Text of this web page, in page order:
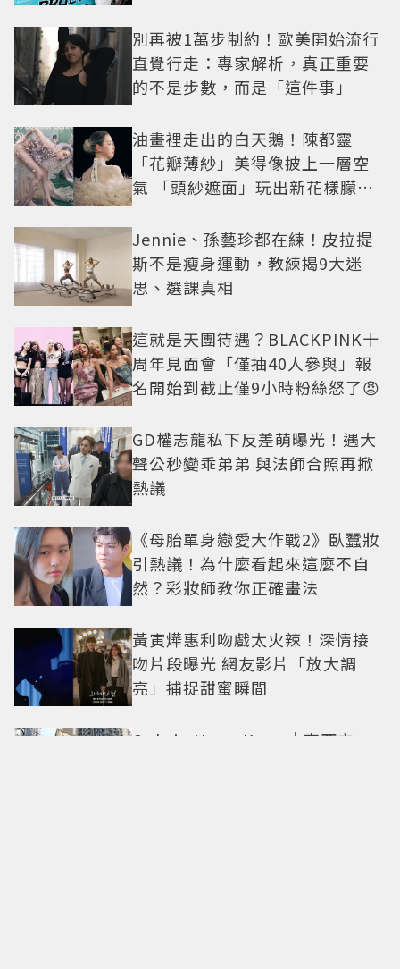
別再被1萬步制約！歐美開始流行
直覺行走：專家解析，真正重要
的不是步數，而是「這件事」
油畫裡走出的白天鵝！陳都靈
「花瓣薄紗」美得像披上一層空
氣 「頭紗遮面」玩出新花樣朦朧
Jennie、孫藝珍都在練！皮拉提
斯不是瘦身運動，教練揭9大迷
思、選課真相
這就是天團待遇？BLACKPINK十
周年見面會「僅抽40人參與」報
名開始到截止僅9小時粉絲怒了😡
GD權志龍私下反差萌曝光！遇大
聲公秒變乖弟弟 與法師合照再掀
熱議
《母胎單身戀愛大作戰2》臥蠶妝
引熱議！為什麼看起來這麼不自
然？彩妝師教你正確畫法
黃寅燁惠利吻戲太火辣！深情接
吻片段曝光 網友影片「放大調
亮」捕捉甜蜜瞬間
Only in Hong Kong｜東西交